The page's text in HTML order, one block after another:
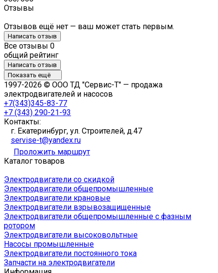
Отзывы
Отзывов ещё нет — ваш может стать первым.
Написать отзыв
Все отзывы 0
общий рейтинг
Написать отзыв
Показать ещё
1997-2026 © ООО ТД "Сервис-Т" — продажа
электродвигателей и насосов
+7(343)345-83-77
+7 (343) 290-21-93
Контакты:
г. Екатеринбург, ул. Строителей, д.47
servise-t@yandex.ru
Проложить маршрут
Каталог товаров
Электродвигатели со скидкой
Электродвигатели общепромышленные
Электродвигатели крановые
Электродвигатели взрывозащищенные
Электродвигатели общепромышленные с фазным
ротором
Электродвигатели высоковольтные
Насосы промышленные
Электродвигатели постоянного тока
Запчасти на электродвигатели